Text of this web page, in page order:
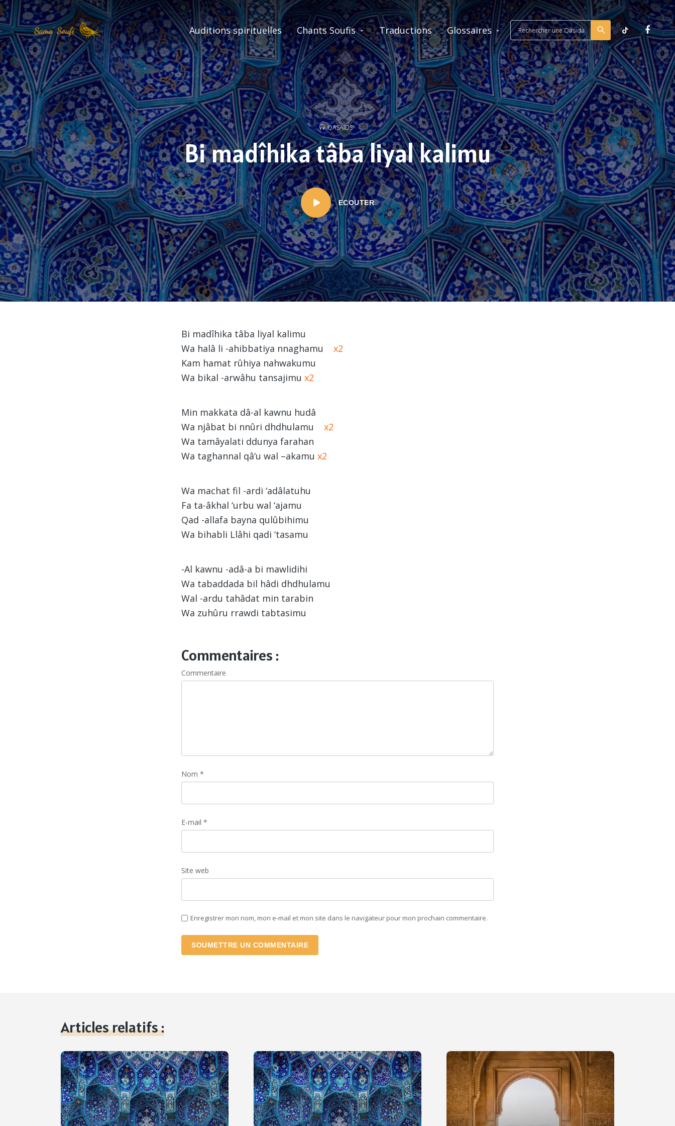
Auditions spirituelles Chants Soufis Traductions Glossaires
QASAIDS
Bi madîhika tâba liyal kalimu
ECOUTER
Bi madîhika tâba liyal kalimu
Wa halâ li -ahibbatiya nnaghamu x2
Kam hamat rûhiya nahwakumu
Wa bikal -arwâhu tansajimu x2
Min makkata dâ-al kawnu hudâ
Wa njâbat bi nnûri dhdhulamu x2
Wa tamâyalati ddunya farahan
Wa taghannal qâ‘u wal –akamu x2
Wa machat fil -ardi ‘adâlatuhu
Fa ta-âkhal ‘urbu wal ‘ajamu
Qad -allafa bayna qulûbihimu
Wa bihabli Llâhi qadi ‘tasamu
-Al kawnu -adâ-a bi mawlidihi
Wa tabaddada bil hâdi dhdhulamu
Wal -ardu tahâdat min tarabin
Wa zuhûru rrawdi tabtasimu
Commentaires :
Commentaire
Nom *
E-mail *
Site web
Enregistrer mon nom, mon e-mail et mon site dans le navigateur pour mon prochain commentaire.
SOUMETTRE UN COMMENTAIRE
Articles relatifs :